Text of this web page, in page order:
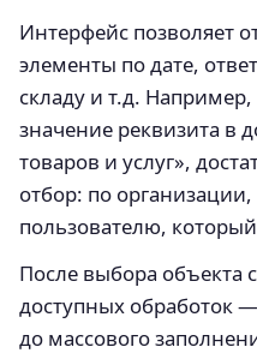
Интерфейс позволяет
элементы по дате,
складу и т.д.
значение реквизита в
товаров и услуг»,
отбор: по
пользователю,
После выбора объекта
доступных обработок
до массового